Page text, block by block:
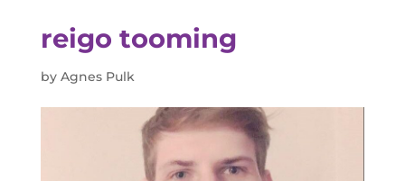
reigo tooming
by Agnes Pulk